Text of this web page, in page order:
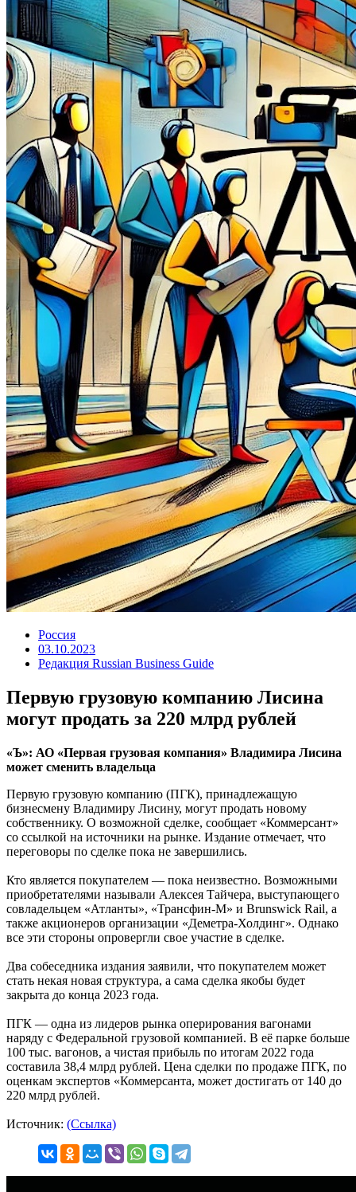
Россия
03.10.2023
Редакция Russian Business Guide
Первую грузовую компанию Лисина
могут продать за 220 млрд рублей
«Ъ»: АО «Первая грузовая компания» Владимира Лисина
может сменить владельца
Первую грузовую компанию (ПГК), принадлежащую
бизнесмену Владимиру Лисину, могут продать новому
собственнику. О возможной сделке, сообщает «Коммерсант»
со ссылкой на источники на рынке. Издание отмечает, что
переговоры по сделке пока не завершились.
Кто является покупателем — пока неизвестно. Возможными
приобретателями называли Алексея Тайчера, выступающего
совладельцем «Атланты», «Трансфин-М» и Brunswick Rail, а
также акционеров организации «Деметра-Холдинг». Однако
все эти стороны опровергли свое участие в сделке.
Два собеседника издания заявили, что покупателем может
стать некая новая структура, а сама сделка якобы будет
закрыта до конца 2023 года.
ПГК — одна из лидеров рынка оперирования вагонами
наряду с Федеральной грузовой компанией. В её парке больше
100 тыс. вагонов, а чистая прибыль по итогам 2022 года
составила 38,4 млрд рублей. Цена сделки по продаже ПГК, по
оценкам экспертов «Коммерсанта, может достигать от 140 до
220 млрд рублей.
Источник: (Ссылка)